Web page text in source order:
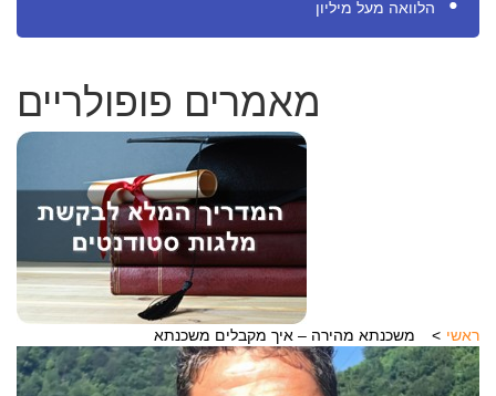
הלוואה מעל מיליון
מאמרים פופולריים
ראשי משכנתא מהירה – איך מקבלים משכנתא